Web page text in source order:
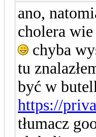
ano,
cholera
chyba
tu
być w
https://
tłumacz